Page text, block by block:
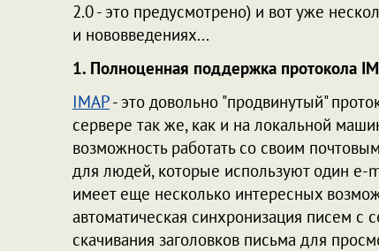
2.0 - это предусмотрено) и вот уже
и нововведениях...
1. Полноценная поддержка протокола
IMAP- это довольно "продвинутый"
сервере так же, как и на локальной
возможность работать со своим
для людей, которые используют один e-
имеет еще несколько интересных
автоматическая синхронизация писем с
скачивания заголовков письма для